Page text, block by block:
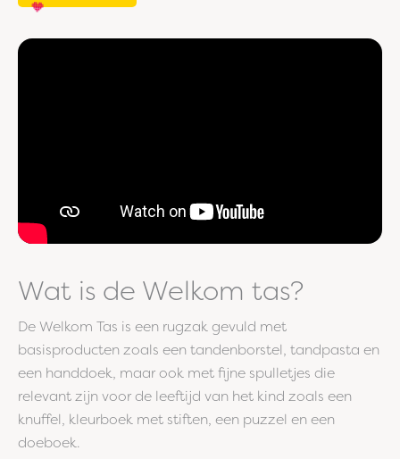
Wat is de Welkom tas?
De Welkom Tas is een rugzak gevuld met
basisproducten zoals een tandenborstel, tandpasta en
een handdoek, maar ook met fijne spulletjes die
relevant zijn voor de leeftijd van het kind zoals een
knuffel, kleurboek met stiften, een puzzel en een
doeboek.